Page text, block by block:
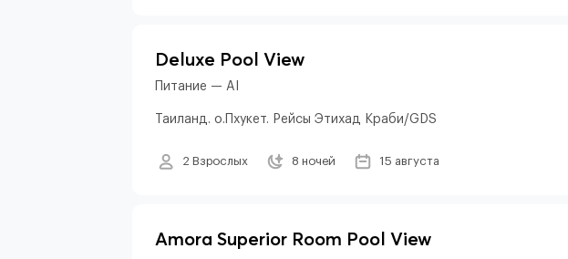
Deluxe Pool View
Питание — AI
Таиланд. о.Пхукет. Рейсы Этихад Краби/GDS
2 Взрослых 8 ночей 15 августа
Amora Superior Room Pool View